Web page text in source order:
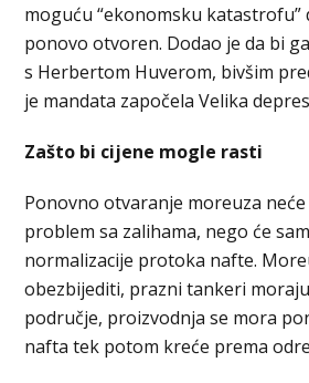
moguću “ekonomsku katastrofu”
ponovo otvoren. Dodao je da bi
s Herbertom Huverom, bivšim
je mandata započela Velika
Zašto bi cijene mogle rasti
Ponovno otvaranje moreuza
problem sa zalihama, nego će
normalizacije protoka nafte.
obezbijediti, prazni tankeri
područje, proizvodnja se mora
nafta tek potom kreće prema